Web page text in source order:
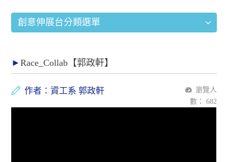
創意伸展台分類選單
Race_Collab【郭政軒】
作者：資工系 郭政軒
瀏覽人
數： 682